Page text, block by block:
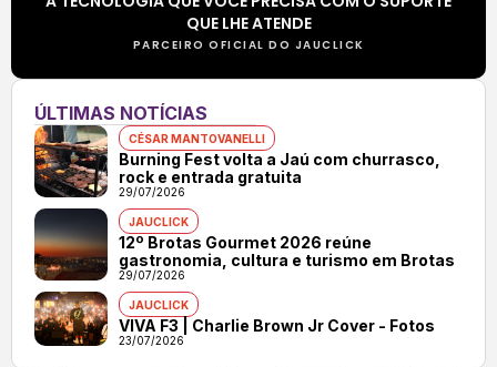
QUE LHE ATENDE
PARCEIRO OFICIAL DO JAUCLICK
ÚLTIMAS NOTÍCIAS
CÉSAR MANTOVANELLI
Burning Fest volta a Jaú com churrasco,
rock e entrada gratuita
29/07/2026
JAUCLICK
12º Brotas Gourmet 2026 reúne
gastronomia, cultura e turismo em Brotas
29/07/2026
JAUCLICK
VIVA F3 | Charlie Brown Jr Cover - Fotos
23/07/2026